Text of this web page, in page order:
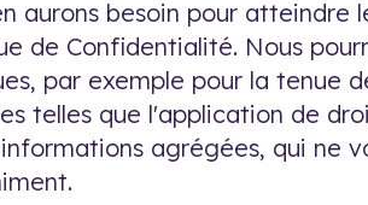
aurons besoin pour atteindre
de Confidentialité. Nous
par exemple pour la
telles que l'application de
agrégées, qui ne